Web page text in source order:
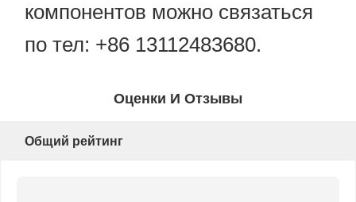
компонентов можно связаться
по тел: +86 13112483680.
Оценки И Отзывы
Общий рейтинг